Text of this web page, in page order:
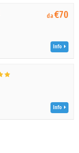
da€70
Info
Info